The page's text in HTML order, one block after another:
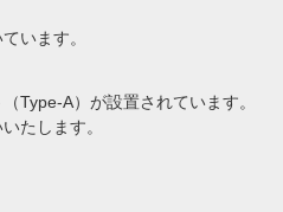
います。
Type-A）が設置されています。
たします。